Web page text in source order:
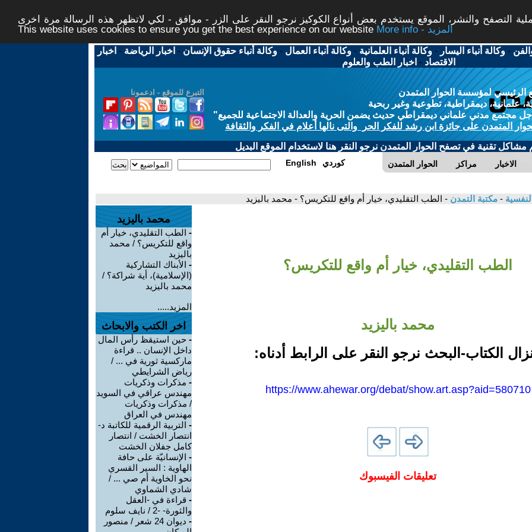
التصفح والنشر، الموقع يستخدم بعض أنواع الكوكيز نرجو النقر على الزر - موافق - لكي لاتظهر هذه الرسالة مرة اخرى -
This website uses cookies to ensure you get the best experience on our website
More info - المزيد
-وكالة أنباء اليسار -وكالة أنباء العلمانية -وكالة أنباء العمال -وكالة أنباء حقوق الإنسان - اخبار الرياضة - اخبار
الاقتصاد - اخبار الطب والعلوم
التبرع للموقع - ادعمونا
الرئيسي لمؤسسة الحوار المتمدن
علمانية، ديمقراطية، تطوعية وغير ربحية
مجتمع مدني علماني ديمقراطي حديث يضمن الحرية والعدالة الاجتماعية للجميع"
المتمدن على جائزة ابن رشد للفكر الحر والتى نالها أعلام في الفكر والثقافة
مشاكل تقنية في تصفح الحوار المتمدن نرجو النقر هنا لاستخدام الموقع البديل
الحوار المتمدن مراكز الاخبار English كوردي
- مكتبة التمدن - الطب التقليدي، خيار أم واقع للتكريس؟ - محمد باليزيد
الطب التقليدي، خيار أم واقع للتكريس؟
محمد باليزيد
الكتاب-البحث نرجو النقر على الرابط أدناه:
https://www.ahewar.org/debat/show.art.asp?aid=580710
تعليقات الفيسبوك
محمد باليزيد
- الطب التقليدي، خيار أم
واقع للتكريس؟ / محمد
باليزيد
- الأبناك التشاركية
(الإسلامية)، أية شراكة؟ /
محمد باليزيد
المزيد.....
اخر الكتب والابحاث
- حين استيقظ رأس المال
داخل الإنسان .. قراءة
ماركسية ثورية في ... /
رياض الشرايطي
- مذكرات وذكريات
مهندس عراقي في السويد
/ مذكرات وذكريات
مهندس في العراق
- التربية الرقمية للكاتبة د-
انتصار الخشت / انتصار
كامل جفلان الخشت
- الإنسانيّة على حافة
الهاوية : السير القسري
نحو الخاوية أم صي ... /
شادي الشماوي
- قراءة في -العقل
والثورة- -2 / نايف سلوم
-
ديوان 24 شعر / منصور